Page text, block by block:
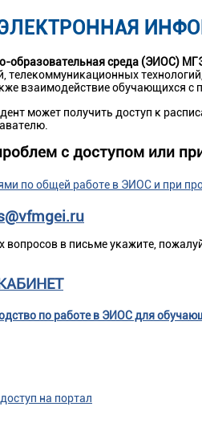
образовательная среда (ЭИОС)
телекоммуникационных
взаимодействие обучающихся
может получить доступ к
с доступом или
по общей работе в ЭИОС и при
в письме укажите,
по работе в ЭИОС для
на портал